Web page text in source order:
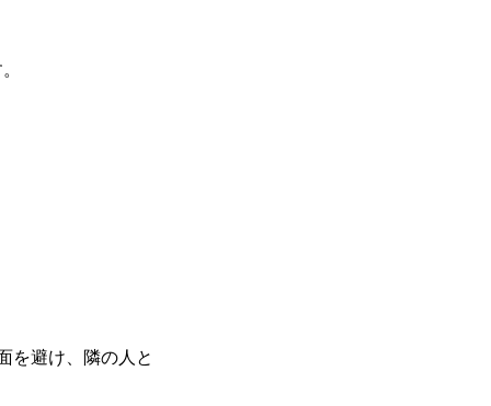
を避け、隣の人と